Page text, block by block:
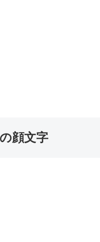
顔文字